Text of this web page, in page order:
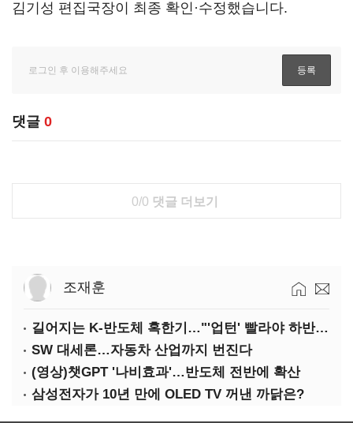
김기성 편집국장이 최종 확인·수정했습니다.
댓글 0
0/0 댓글 더보기
조재훈
길어지는 K-반도체 혹한기…"'업턴' 빨라야 하반기"
SW 대세론…자동차 산업까지 번진다
(영상)챗GPT '나비효과'…반도체 전반에 확산
삼성전자가 10년 만에 OLED TV 꺼낸 까닭은?